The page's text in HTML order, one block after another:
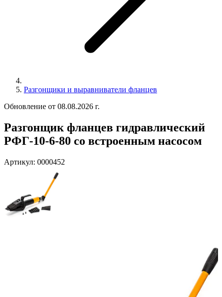
Разгонщики и выравниватели фланцев
Обновление от 08.08.2026 г.
Разгонщик фланцев гидравлический
РФГ-10-6-80 со встроенным насосом
Артикул: 0000452